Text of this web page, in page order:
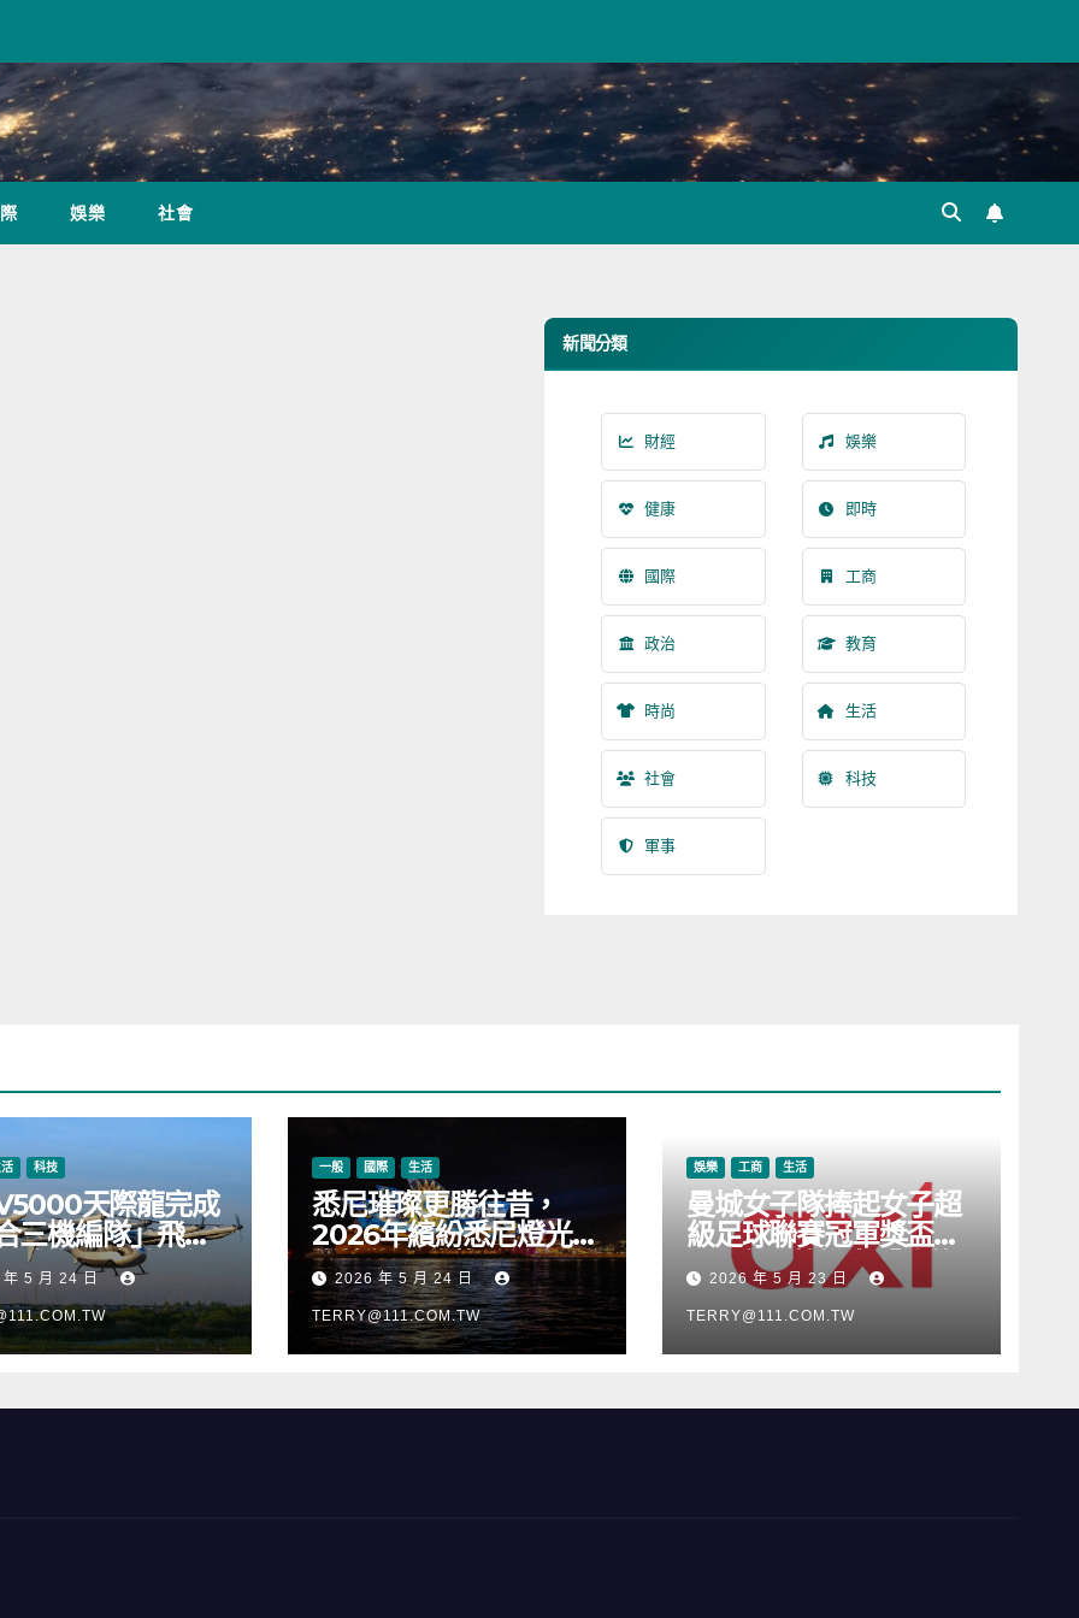
娛樂 社會
新聞分類
財經 娛樂
健康 即時
國際 工商
政治 教育
時尚 生活
社會 科技
軍事
科技
天際龍完成
三機編隊」飛
式進入適航取證
5 月 24 日
一般 國際 生活
悉尼璀璨更勝往昔，
2026年繽紛悉尼燈光音
樂節絢麗啟幕
2026 年 5 月 24 日
TERRY@111.COM.TW
娛樂 工商 生活
曼城女子隊捧起女子超
級足球聯賽冠軍獎盃，
Axi 亦順勢推出「我的
根源」宣傳活動
2026 年 5 月 23 日
TERRY@111.COM.TW